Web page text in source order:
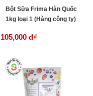
Bột Sữa Frima Hàn Quốc
1kg loại 1 (Hàng công ty)
105,000 đ₫